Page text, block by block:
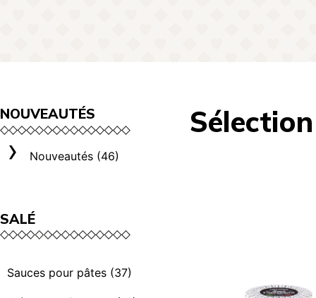
NOUVEAUTÉS
Nouveautés (46)
SALÉ
Sauces pour pâtes (37)